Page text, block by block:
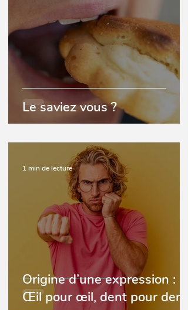
Le saviez vous ?
Origine d’une expression :
Œil pour œil, dent pour dent
1 min de lecture